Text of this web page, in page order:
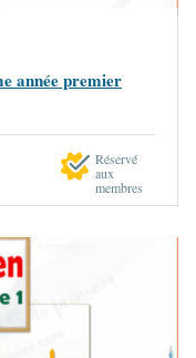
année premier
Réservé
aux
membres